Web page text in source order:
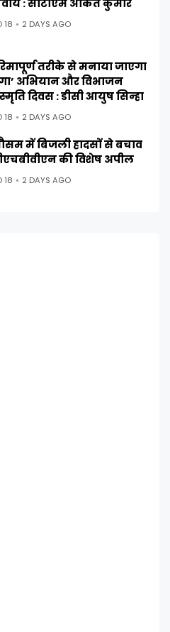
: सीटीएम अंकित कुमार
18 2 DAYS AGO
तरीके से मनाया जाएगा
अभियान और विभाजन
दिवस : डीसी आयुष सिन्हा
18 2 DAYS AGO
में बिजली हादसों से बचाव
की विशेष अपील
18 2 DAYS AGO